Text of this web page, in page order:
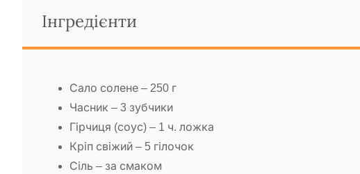
Інгредієнти
Сало солене – 250 г
Часник – 3 зубчики
Гірчиця (соус) – 1 ч. ложка
Кріп свіжий – 5 гілочок
Сіль – за смаком